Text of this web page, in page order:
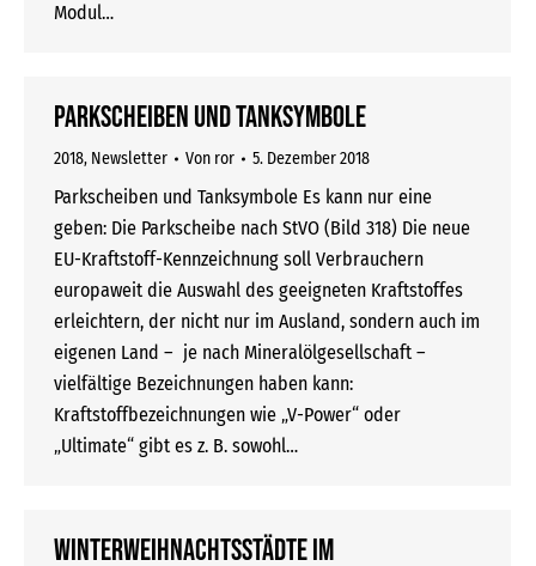
Modul…
Parkscheiben und Tanksymbole
2018, Newsletter Von ror 5. Dezember 2018
Parkscheiben und Tanksymbole Es kann nur eine
geben: Die Parkscheibe nach StVO (Bild 318) Die neue
EU-Kraftstoff-Kennzeichnung soll Verbrauchern
europaweit die Auswahl des geeigneten Kraftstoffes
erleichtern, der nicht nur im Ausland, sondern auch im
eigenen Land – je nach Mineralölgesellschaft –
vielfältige Bezeichnungen haben kann:
Kraftstoffbezeichnungen wie „V-Power“ oder
„Ultimate“ gibt es z. B. sowohl…
Winterweihnachtsstädte im